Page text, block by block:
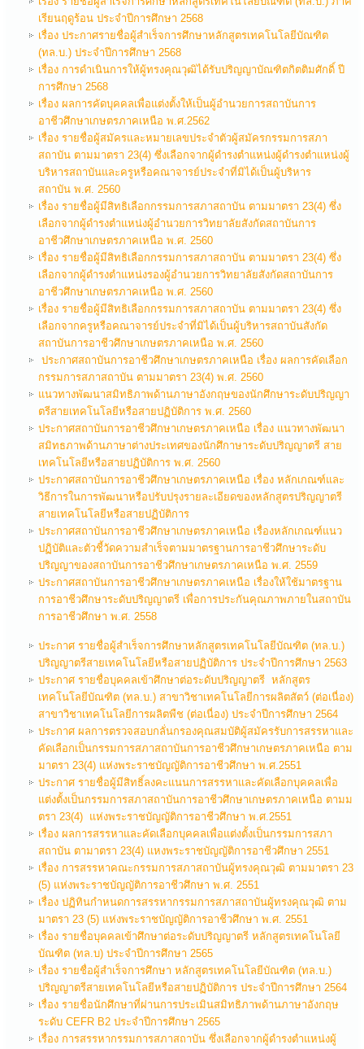
เรียนฤดูร้อน ประจำปีการศึกษา 2568
เรื่อง ประกาศรายชื่อผู้สำเร็จการศึกษาหลักสูตรเทคโนโลยีบัณฑิต
(ทล.บ.) ประจำปีการศึกษา 2568
เรื่อง การดำเนินการให้ผู้ทรงคุณวุฒิได้รับปริญญาบัณฑิตกิตติมศักดิ์ ปี
การศึกษา 2568
เรื่อง ผลการคัดบุคคลเพื่อแต่งตั้งให้เป็นผู้อำนวยการสถาบันการ
อาชีวศึกษาเกษตรภาคเหนือ พ.ศ.2562
เรื่อง รายชื่อผู้สมัครและหมายเลขประจำตัวผู้สมัครกรรมการสภา
สถาบัน ตามมาตรา 23(4) ซึ่งเลือกจากผู้ดำรงตำแหน่งผู้ดำรงตำแหน่งผู้
บริหารสถาบันและครูหรือคณาจารย์ประจำที่มิได้เป็นผู้บริหาร
สถาบัน พ.ศ. 2560
เรื่อง รายชื่อผู้มีสิทธิเลือกกรรมการสภาสถาบัน ตามมาตรา 23(4) ซึ่ง
เลือกจากผู้ดำรงตำแหน่งผู้อำนวยการวิทยาลัยสังกัดสถาบันการ
อาชีวศึกษาเกษตรภาคเหนือ พ.ศ. 2560
เรื่อง รายชื่อผู้มีสิทธิเลือกกรรมการสภาสถาบัน ตามมาตรา 23(4) ซึ่ง
เลือกจากผู้ดำรงตำแหน่งรองผู้อำนวยการวิทยาลัยสังกัดสถาบันการ
อาชีวศึกษาเกษตรภาคเหนือ พ.ศ. 2560
เรื่อง รายชื่อผู้มีสิทธิเลือกกรรมการสภาสถาบัน ตามมาตรา 23(4) ซึ่ง
เลือกจากครูหรือคณาจารย์ประจำที่มิได้เป็นผู้บริหารสถาบันสังกัด
สถาบันการอาชีวศึกษาเกษตรภาคเหนือ พ.ศ. 2560
ประกาศสถาบันการอาชีวศึกษาเกษตรภาคเหนือ เรื่อง ผลการคัดเลือก
กรรมการสภาสถาบัน ตามมาตรา 23(4) พ.ศ. 2560
แนวทางพัฒนาสมิทธิภาพด้านภาษาอังกฤษของนักศึกษาระดับปริญญา
ตรีสายเทคโนโลยีหรือสายปฏิบัติการ พ.ศ. 2560
ประกาศสถาบันการอาชีวศึกษาเกษตรภาคเหนือ เรื่อง แนวทางพัฒนา
สมิทธภาพด้านภาษาต่างประเทศของนักศึกาษาระดับปริญญาตรี สาย
เทคโนโลยีหรือสายปฏิบัติการ พ.ศ. 2560
ประกาศสถาบันการอาชีวศึกษาเกษตรภาคเหนือ เรื่อง หลักเกณฑ์และ
วิธีการในการพัฒนาหรือปรับปรุงรายละเอียดของหลักสูตรปริญญาตรี
สายเทคโนโลยีหรือสายปฏิบัติการ
ประกาศสถาบันการอาชีวศึกษาเกษตรภาคเหนือ เรื่องหลักเกณฑ์แนว
ปฏิบัติและตัวชี้วัดความสำเร็จตามมาตรฐานการอาชีวศึกษาระดับ
ปริญญาของสถาบันการอาชีวศึกษาเกษตรภาคเหนือ พ.ศ. 2559
ประกาศสถาบันการอาชีวศึกษาเกษตรภาคเหนือ เรื่องให้ใช้มาตรฐาน
การอาชีวศึกษาระดับปริญญาตรี เพื่อการประกันคุณภาพภายในสถาบัน
การอาชีวศึกษา พ.ศ. 2558
ประกาศ รายชื่อผู้สำเร็จการศึกษาหลักสูตรเทคโนโลยีบัณฑิต (ทล.บ.)
ปริญญาตรีสายเทคโนโลยีหรือสายปฏิบัติการ ประจำปีการศึกษา 2563
ประกาศ รายชื่อบุคคลเข้าศึกษาต่อระดับปริญญาตรี หลักสูตร
เทคโนโลยีบัณฑิต (ทล.บ.) สาขาวิชาเทคโนโลยีการผลิตสัตว์ (ต่อเนื่อง)
สาขาวิชาเทคโนโลยีการผลิตพืช (ต่อเนื่อง) ประจำปีการศึกษา 2564
ประกาศ ผลการตรวจสอบกลั่นกรองคุณสมบัติผู้สมัครรับการสรรหาและ
คัดเลือกเป็นกรรมการสภาสถาบันการอาชีวศึกษาเกษตรภาคเหนือ ตาม
มาตรา 23(4) แห่งพระราชบัญญัติการอาชีวศึกษา พ.ศ.2551
ประกาศ รายชื่อผู้มีสิทธิ์ลงคะแนนการสรรหาและคัดเลือกบุคคลเพื่อ
แต่งตั้งเป็นกรรมการสภาสถาบันการอาชีวศึกษาเกษตรภาคเหนือ ตามม
ตรา 23(4) แห่งพระราชบัญญัติการอาชีวศึกษา พ.ศ.2551
เรื่อง ผลการสรรหาและคัดเลือกบุคคลเพื่อแต่งตั้งเป็นกรรมการสภา
สถาบัน ตามาตรา 23(4) แหงพระราชบัญญัติการอาชีวศึกษา 2551
เรื่อง การสรรหาคณะกรรมการสภาสถาบันผู้ทรงคุณวุฒิ ตามมาตรา 23
(5) แห่งพระราชบัญญัติการอาชีวศึกษา พ.ศ. 2551
เรื่อง ปฏิทินกำหนดการสรรหากรรมการสภาสถาบันผู้ทรงคุณวุฒิ ตาม
มาตรา 23 (5) แห่งพระราชบัญญัติการอาชีวศึกษา พ.ศ. 2551
เรื่อง รายชื่อบุคคลเข้าศึกษาต่อระดับปริญญาตรี หลักสูตรเทคโนโลยี
บัณฑิต (ทล.บ) ประจำปีการศึกษา 2565
เรื่อง รายชื่อผู้สำเร็จการศึกษา หลักสูตรเทคโนโลยีบัณฑิต (ทล.บ.)
ปริญญาตรีสายเทคโนโลยีหรือสายปฏิบัติการ ประจำปีการศึกษา 2564
เรื่อง รายชื่อนักศึกษาที่ผ่านการประเมินสมิทธิภาพด้านภาษาอังกฤษ
ระดับ CEFR B2 ประจำปีการศึกษา 2565
เรื่อง การสรรหากรรมการสภาสถาบัน ซึ่งเลือกจากผู้ดำรงตำแหน่งผู้